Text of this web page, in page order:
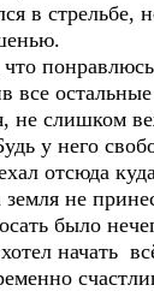
в стрельбе,
все
не слишком
у него
отсюда
земля не
было
начать